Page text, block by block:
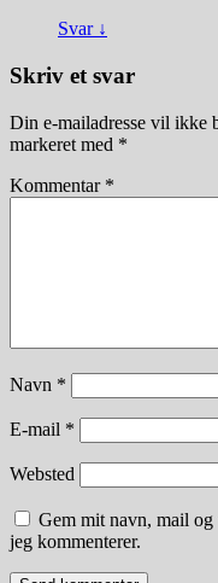
Svar ↓
Skriv et svar
Din e-mailadresse vil ikke
markeret med *
Kommentar *
Navn *
E-mail *
Websted
Gem mit navn, mail
jeg kommenterer.